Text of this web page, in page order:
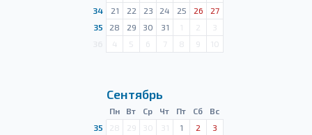
34
21 22 23 24 25 26
27
35
28 29 30 31 1 2
3
4 5 6 7 8 9 10
Сентябрь
Пн Вт Ср Чт Пт Сб
Вс
35
28 29 30 31 1 2
3